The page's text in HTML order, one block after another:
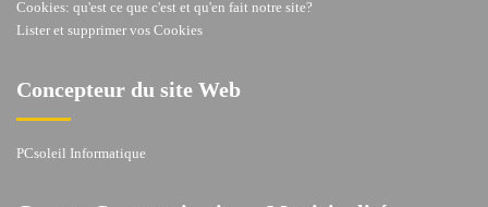
Cookies: qu'est ce que c'est et qu'en fait notre site?
Lister et supprimer vos Cookies
Concepteur du site Web
PCsoleil Informatique